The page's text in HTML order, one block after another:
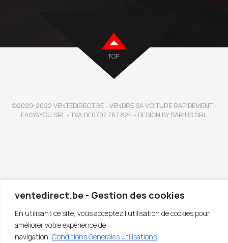
ventedirect.be - Gestion des cookies
En utilisant ce site, vous acceptez l'utilisation de cookies pour
améliorer votre expérience de
navigation. Conditions Génerales utilisations
TOP
©2020-2022 VENTEDIRECT.BE - VENDRE SA VOITURE RAPIDEMENT -
EASY4YOU SRL - TVA:BE0707.767.824 - DESIGN BY SARIUS SRL